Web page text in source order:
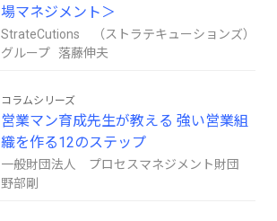
場マネジメント＞
StrateCutions （ストラテキューションズ）
グループ 落藤伸夫
コラムシリーズ
営業マン育成先生が教える 強い営業組
織を作る12のステップ
一般財団法人 プロセスマネジメント財団
野部剛